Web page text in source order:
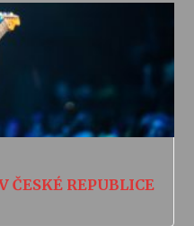
ČESKÉ REPUBLICE